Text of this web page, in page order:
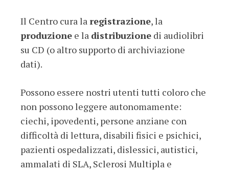
Il Centro cura laregistrazione, la
produzione e la distribuzione di audiolibri
su CD (o altro supporto di archiviazione
dati).
Possono essere nostri utenti tutti coloro che
non possono leggere autonomamente:
ciechi, ipovedenti, persone anziane con
difficoltà di lettura, disabili fisici e psichici,
pazienti ospedalizzati, dislessici, autistici,
ammalati di SLA, Sclerosi Multipla e